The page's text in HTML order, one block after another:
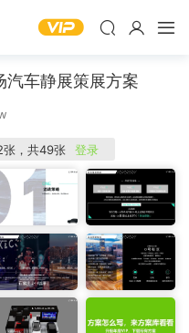
汽车静展策展方案
张，共49张 登录